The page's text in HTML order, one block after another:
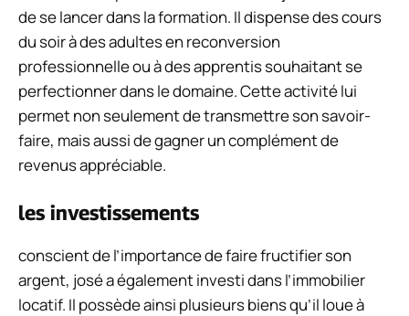
de se lancer dans la formation. Il dispense des cours
du soir à des adultes en reconversion
professionnelle ou à des apprentis souhaitant se
perfectionner dans le domaine. Cette activité lui
permet non seulement de transmettre son savoir-
faire, mais aussi de gagner un complément de
revenus appréciable.
les investissements
conscient de l’importance de faire fructifier son
argent, josé a également investi dans l’immobilier
locatif. Il possède ainsi plusieurs biens qu’il loue à